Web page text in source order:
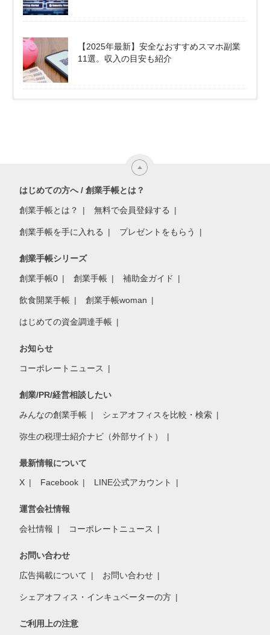
【2025年最新】安全なおすすめスマホ副業
11選。収入の目安も紹介
はじめての方へ / 創業手帳とは？
創業手帳とは？ 無料で会員登録する
創業手帳を手に入れる プレゼントをもらう
創業手帳シリーズ
創業手帳0 創業手帳 補助金ガイド
飲食開業手帳 創業手帳woman
はじめての資金調達手帳
お知らせ
コーポレートニュース
創業/PR/経営相談したい
みんなの創業手帳 シェアオフィスを比較・検索
弥生の税理士紹介ナビ（外部サイト）
最新情報について
X Facebook LINE公式アカウント
運営会社情報
会社情報 コーポレートニュース
お問い合わせ
広告掲載について お問い合わせ
シェアオフィス・インキュベーターの方
ご利用上の注意